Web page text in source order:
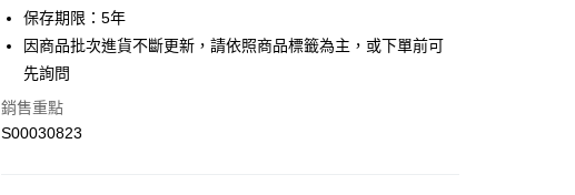
Apple Pay
街口支付
全盈+PAY
保存期限：5年
因商品批次進貨不斷更新，請依照商品標籤為主，或下單前可
先詢問
銷售重點
S00030823